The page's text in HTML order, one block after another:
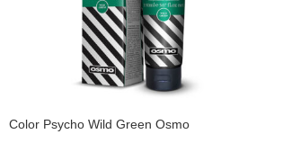
Color Psycho Wild Green Osmo